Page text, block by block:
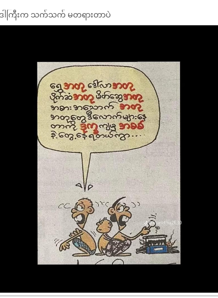
ါကြီးက သက်သက် မတရားတာပဲ